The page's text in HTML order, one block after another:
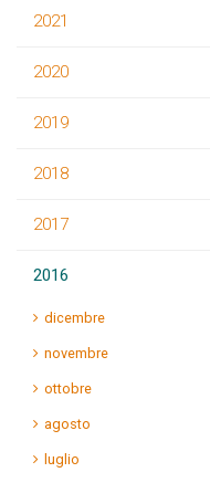
2021
2020
2019
2018
2017
2016
dicembre
novembre
ottobre
agosto
luglio